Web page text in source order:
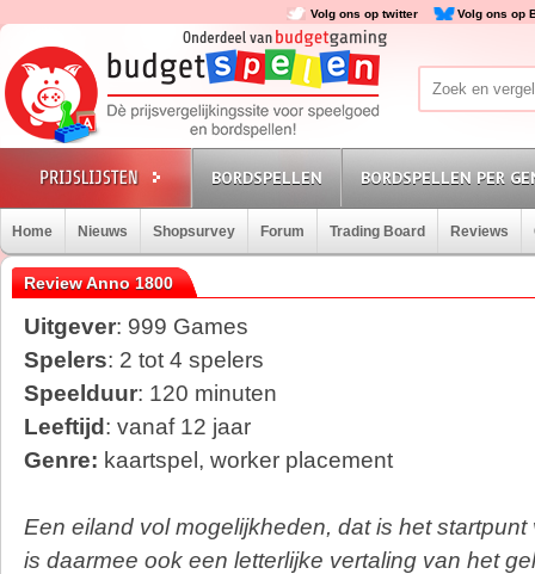
Volg ons op twitter Volg ons op
BORDSPELLEN BORDSPELLEN PER
Home Nieuws Shopsurvey Forum Trading Board Reviews
Review Anno 1800
Uitgever: 999 Games
Spelers: 2 tot 4 spelers
Speelduur: 120 minuten
Leeftijd : vanaf 12 jaar
Genre: kaartspel, worker placement
Een eiland vol mogelijkheden, dat is het
is daarmee ook een letterlijke vertaling van het